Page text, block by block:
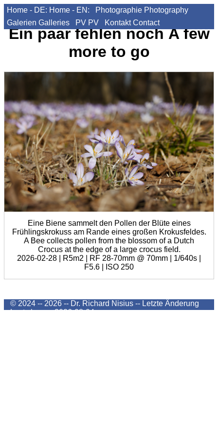
Home - DE: Home - EN: Photographie Photography
Galerien Galleries PV PV Kontakt Contact
Ein paar fehlen nochA few
more to go
Eine Biene sammelt den Pollen der Blüte eines
Frühlingskrokuss am Rande eines großen Krokusfeldes.
A Bee collects pollen from the blossom of a Dutch
Crocus at the edge of a large crocus field.
2026-02-28 | R5m2 | RF 28-70mm @ 70mm | 1/640s |
F5.6 | ISO 250
© 2024 -- 2026 -- Dr. Richard Nisius -- Letzte Änderung
Last change2026-08-04